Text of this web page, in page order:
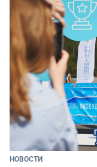
НОВОСТИ